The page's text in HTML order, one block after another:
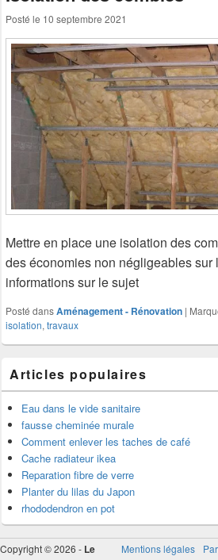
Posté le 10 septembre 2021
Mettre en place une isolation des
des économies non négligeables
informations sur le sujet
Posté dansAménagement - Rénovation |
isolation, travaux
Articles populaires
Eau dans le vide sanitaire
fausse cheminée murale
Comment enlever les taches de café
Cache radiateur ikea
Reparation fibre de verre
Planter du lilas du Japon
rhododendron en pot
Mentions légales
Copyright © 2026 - Le